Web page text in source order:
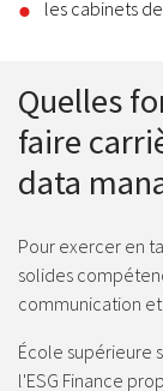
les cabinets
Quelles
faire
data
Pour exercer en
solides
communication
École supérieure
l'ESG Finance